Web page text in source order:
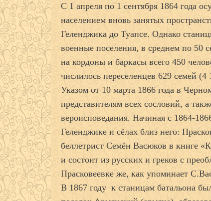
С 1 апреля по 1 сентября 1864 года
населением вновь занятых
Геленджика до Туапсе. Однако
военные поселения, в среднем по 50
на кордоны и баркасы всего 450
числилось переселенцев 629 семей (4
Указом от 10 марта 1866 года в
представителям всех сословий, а
вероисповедания. Начиная с 1864-
Геленджике и сёлах близ него:
беллетрист Семён Васюков в книге
и состоит из русских и греков с
Прасковеевке же, как упоминает
В 1867 году к станицам батальона